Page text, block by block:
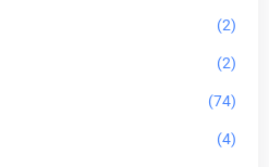
(2)
(2)
(74)
(4)